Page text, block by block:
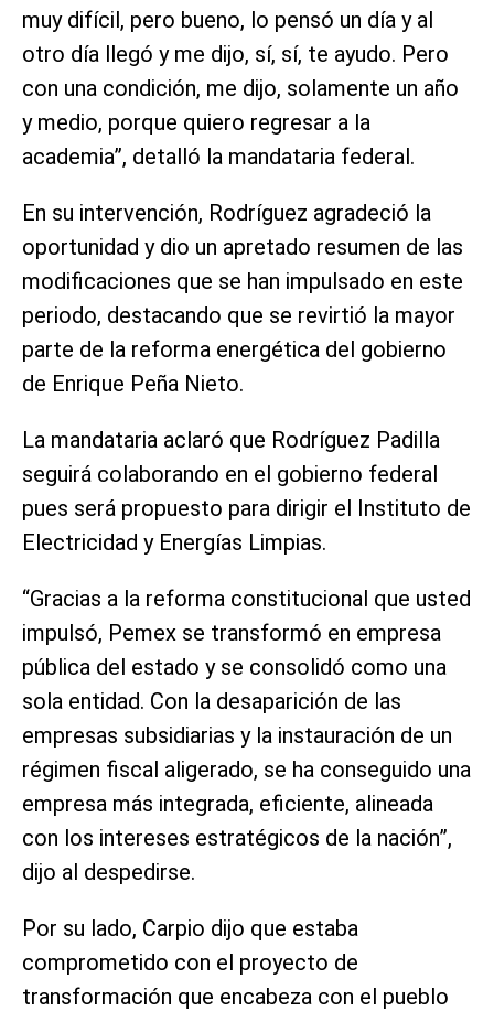
muy difícil, pero bueno, lo pensó un día y al
otro día llegó y me dijo, sí, sí, te ayudo. Pero
con una condición, me dijo, solamente un año
y medio, porque quiero regresar a la
academia”, detalló la mandataria federal.
En su intervención, Rodríguez agradeció la
oportunidad y dio un apretado resumen de las
modificaciones que se han impulsado en este
periodo, destacando que se revirtió la mayor
parte de la reforma energética del gobierno
de Enrique Peña Nieto.
La mandataria aclaró que Rodríguez Padilla
seguirá colaborando en el gobierno federal
pues será propuesto para dirigir el Instituto de
Electricidad y Energías Limpias.
“Gracias a la reforma constitucional que usted
impulsó, Pemex se transformó en empresa
pública del estado y se consolidó como una
sola entidad. Con la desaparición de las
empresas subsidiarias y la instauración de un
régimen fiscal aligerado, se ha conseguido una
empresa más integrada, eficiente, alineada
con los intereses estratégicos de la nación”,
dijo al despedirse.
Por su lado, Carpio dijo que estaba
comprometido con el proyecto de
transformación que encabeza con el pueblo